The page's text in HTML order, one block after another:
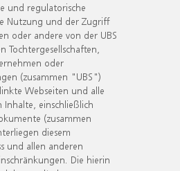
und regulatorische
Nutzung und der Zugriff
oder andere von der UBS
Tochtergesellschaften,
oder
(zusammen "UBS")
Webseiten und alle
einschließlich
(zusammen
diesem
und allen anderen
Die hierin